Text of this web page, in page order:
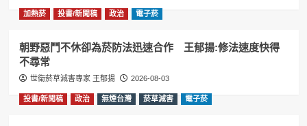
加熱菸 投書/新聞稿 政治 電子菸
朝野惡鬥不休卻為菸防法迅速合作 王郁揚:修法速度快得
不尋常
世衛菸草減害專家 王郁揚 2026-08-03
投書/新聞稿 政治 無煙台灣 菸草減害 電子菸